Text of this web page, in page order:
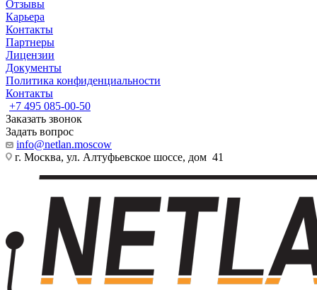
Отзывы
Карьера
Контакты
Партнеры
Лицензии
Документы
Политика конфиденциальности
Контакты
+7 495 085-00-50
Заказать звонок
Задать вопрос
info@netlan.moscow
г. Москва, ул. Алтуфьевское шоссе, дом 41